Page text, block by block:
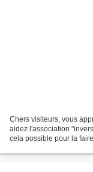
Chers visiteurs, vous
aidez l'association
cela possible pour la